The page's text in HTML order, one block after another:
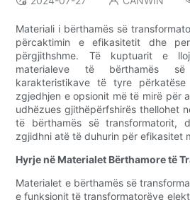
Materiali i bërthamës së
përcaktimin e efikasitetit dhe
përgjithshme. Të kuptuarit e
materialeve të bërthamës
karakteristikave të tyre
zgjedhjen e opsionit më të mirë për
udhëzues gjithëpërfshirës thellohet
të bërthamës së transformatorit,
zgjidhni atë të duhurin për efikasitet
Hyrje në Materialet Bërthamore të
Materialet e bërthamës së
e funksionit të transformatorëve